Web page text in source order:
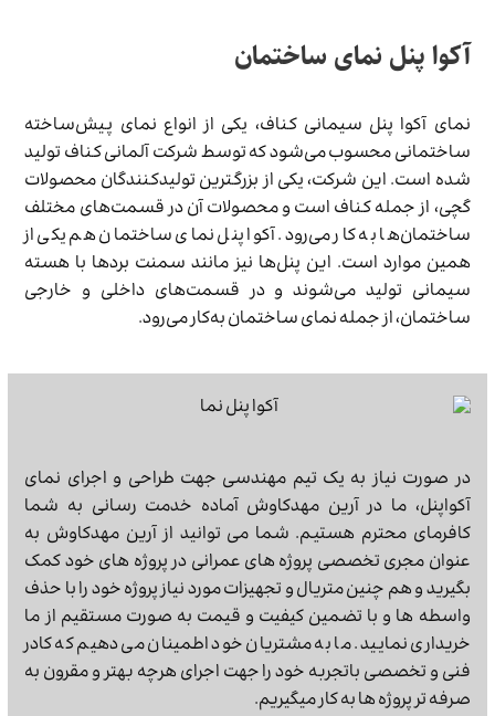
آکوا پنل نمای ساختمان
نمای آکوا پنل سیمانی کناف، یکی از انواع نمای پیش‌ساخته
ساختمانی محسوب می‌شود که توسط شرکت آلمانی کناف تولید
شده است. این شرکت، یکی از بزرگترین تولیدکنندگان محصولات
گچی، از جمله کناف است و محصولات آن در قسمت‌های مختلف
ساختمان‌ها به کار می‌رود. آکوا پنل نمای ساختمان هم یکی از
همین موارد است‌. این پنل‌ها نیز مانند سمنت بردها با هسته
سیمانی تولید می‌شوند و در قسمت‌های داخلی و خارجی
ساختمان، از جمله نمای ساختمان به‌کار می‌رود.
در صورت نیاز به یک تیم مهندسی جهت طراحی و اجرای نمای
آکواپنل، ما در آرین مهدکاوش آماده خدمت رسانی به شما
کافرمای محترم هستیم. شما می توانید از آرین مهدکاوش به
عنوان مجری تخصصی پروژه های عمرانی در پروژه های خود کمک
بگیرید و هم چنین متریال و تجهیزات مورد نیاز پروژه خود را با حذف
واسطه ها و با تضمین کیفیت و قیمت به صورت مستقیم از ما
خریداری نمایید. ما به مشتریان خود اطمینان می دهیم که کادر
فنی و تخصصی باتجربه خود را جهت اجرای هرچه بهتر و مقرون به
صرفه تر پروژه ها به کار میگیریم.